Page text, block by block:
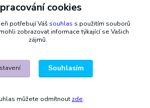
146 238
hod.
cookies
potřebují Váš souhlas s použitím souborů
zobrazovat informace týkající se Vašich
zájmů.
Souhlasím
můžete odmítnout zde.